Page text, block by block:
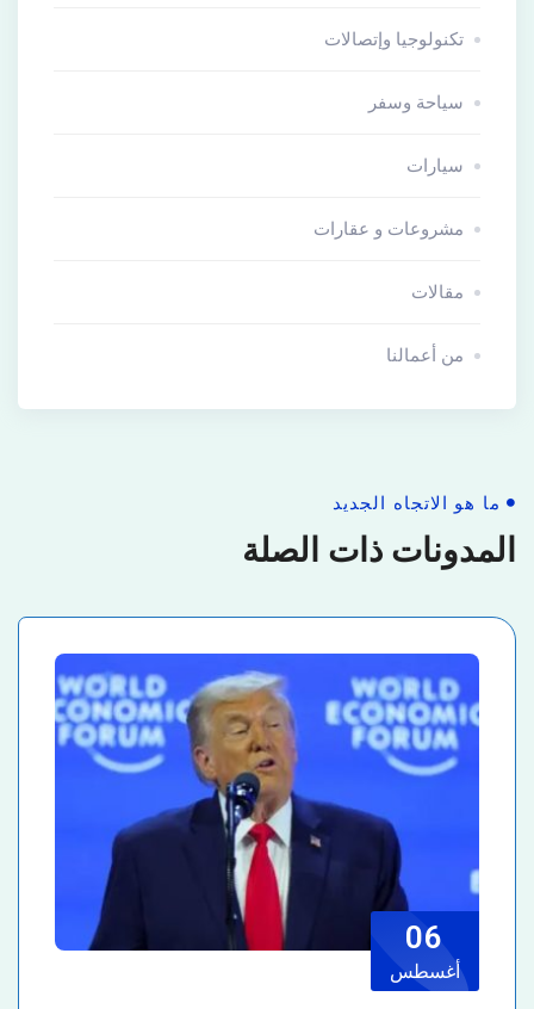
تكنولوجيا وإتصالات
سياحة وسفر
سيارات
مشروعات و عقارات
مقالات
من أعمالنا
ما هو الاتجاه الجديد
المدونات ذات الصلة
06
أغسطس